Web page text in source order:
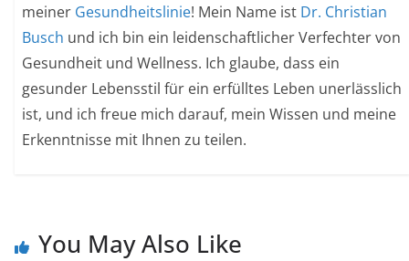
meiner Gesundheitslinie! Mein Name ist Dr. Christian
Busch und ich bin ein leidenschaftlicher Verfechter von
Gesundheit und Wellness. Ich glaube, dass ein
gesunder Lebensstil für ein erfülltes Leben unerlässlich
ist, und ich freue mich darauf, mein Wissen und meine
Erkenntnisse mit Ihnen zu teilen.
You May Also Like